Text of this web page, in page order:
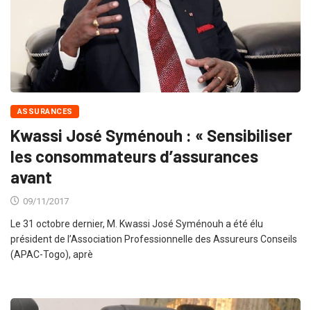
ASSURANCES
Kwassi José Syménouh : « Sensibiliser
les consommateurs d’assurances
avant
09/11/2017
Le 31 octobre dernier, M. Kwassi José Syménouh a été élu
président de l’Association Professionnelle des Assureurs Conseils
(APAC-Togo), aprè